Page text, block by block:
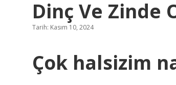
Dinç Ve Zinde
Tarih: Kasım 10, 2024
Çok halsizim